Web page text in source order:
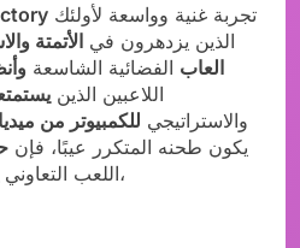
الذين يزدهرون في الأتمتة
العاب الفضائية الشاسعة
اللاعبين الذين
والاستراتيجي للكمبيوتر من
يكون طحنه المتكرر عيبًا، فإن
اللعب التعاونيفي هذا النوع،